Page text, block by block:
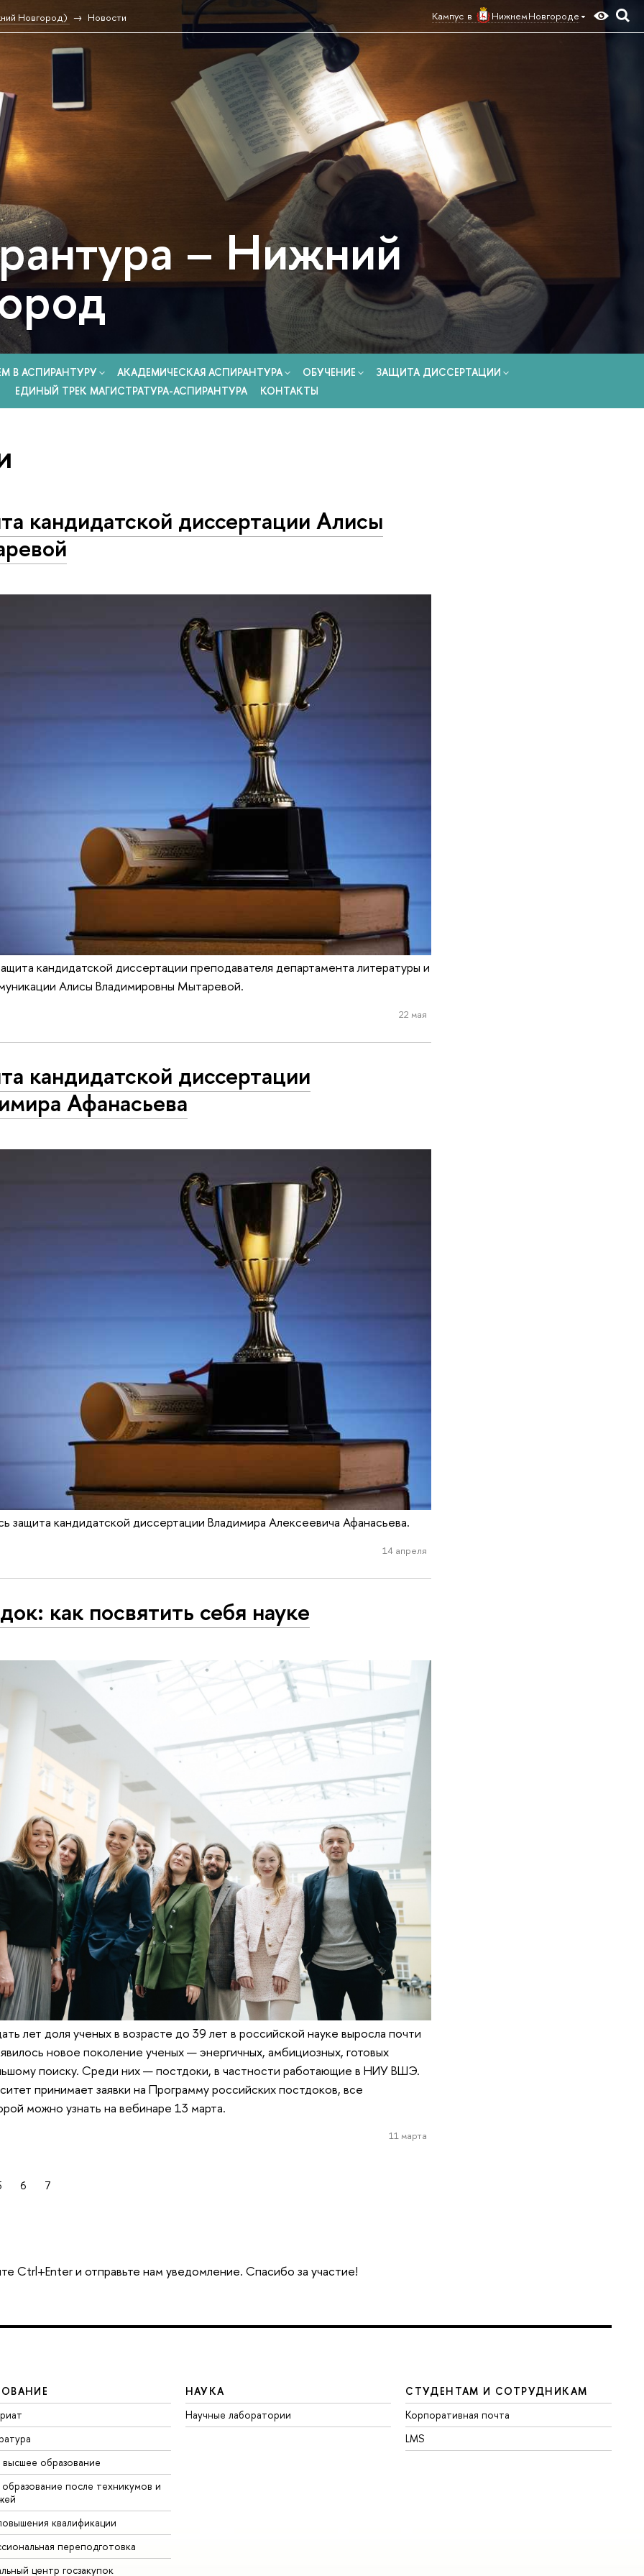
Кампус в Нижнем Новгороде
Новгород) Новости
– Нижний
В АСПИРАНТУРУ АКАДЕМИЧЕСКАЯ АСПИРАНТУРА ОБУЧЕНИЕ
ЗАЩИТА ДИССЕРТАЦИИ
ЕДИНЫЙ ТРЕК МАГИСТРАТУРА-АСПИРАНТУРА
КОНТАКТЫ
кандидатской диссертации Алисы
кандидатской диссертации преподавателя департамента литературы и
Алисы Владимировны Мытаревой.
22 мая
кандидатской диссертации
Афанасьева
защита кандидатской диссертации Владимира Алексеевича Афанасьева.
14 апреля
как посвятить себя науке
лет доля ученых в возрасте до 39 лет в российской науке выросла почти
новое поколение ученых — энергичных, амбициозных, готовых
поиску. Среди них — постдоки, в частности работающие в НИУ ВШЭ.
принимает заявки на Программу российских постдоков, все
можно узнать на вебинаре 13 марта.
11 марта
6 7
Ctrl+Enter и отправьте нам уведомление. Спасибо за участие!
образование
после техникумов и
квалификации
переподготовка
центр госзакупок
НАУКА
Научные лаборатории
СТУДЕНТАМ И СОТРУДНИКАМ
Корпоративная почта
LMS